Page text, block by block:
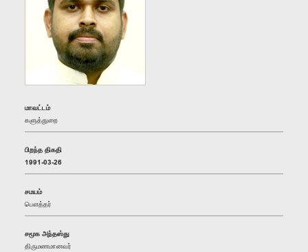
மாவட்டம்
களுத்துறை
பிறந்த திகதி
1991-03-26
சமயம்
பௌத்தர்
சமூக அந்தஸ்து
திருமணமானவர்